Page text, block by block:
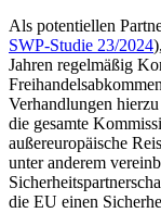
Als potentiellen
SWP-Studie 23/2024
Jahren regelmäßig
Verhandlungen
die gesamte
außereuropäische
unter anderem
die EU einen